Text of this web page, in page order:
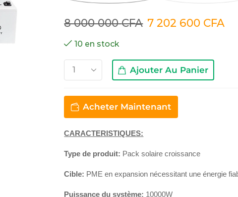
8 000 000CFA 7 202 600 CFA
10 en stock
Ajouter Au Panier
Acheter Maintenant
CARACTERISTIQUES:
Type de produit: Pack solaire croissance
Cible: PME en expansion nécessitant une énergie
Puissance du système: 10000W